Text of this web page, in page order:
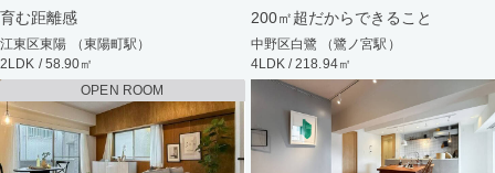
育む距離感
江東区東陽 （東陽町駅）
2LDK / 58.90㎡
200㎡超だからできること
中野区白鷺 （鷺ノ宮駅）
4LDK / 218.94㎡
OPEN ROOM